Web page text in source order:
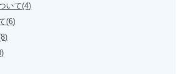
いて(4)
(6)